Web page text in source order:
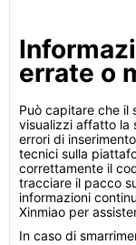
errate o
Può capitare che il
visualizzi affatto la
errori di
tecnici sulla
correttamente il
tracciare il pacco
informazioni
Xinmiao per
In caso di